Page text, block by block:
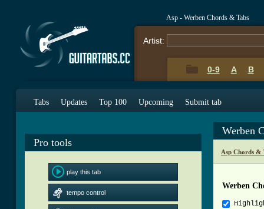
Asp - Werben Chords & Tabs
Artist:
0-9 A B
Tabs Updates Top 100 Upcoming Submit tab
Pro tools
play this tab
tempo control
Werben
Asp Chords &
Werben